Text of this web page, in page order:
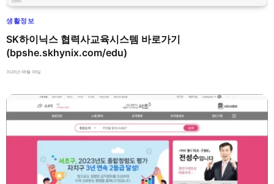
생활정보
SK하이닉스 협력사교육시스템 바로가기
(bpshe.skhynix.com/edu)
2026년 08월 06일